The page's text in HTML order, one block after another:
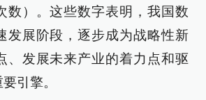
数）。这些数字表明，我国数
发展阶段，逐步成为战略性新
、发展未来产业的着力点和驱
引擎。